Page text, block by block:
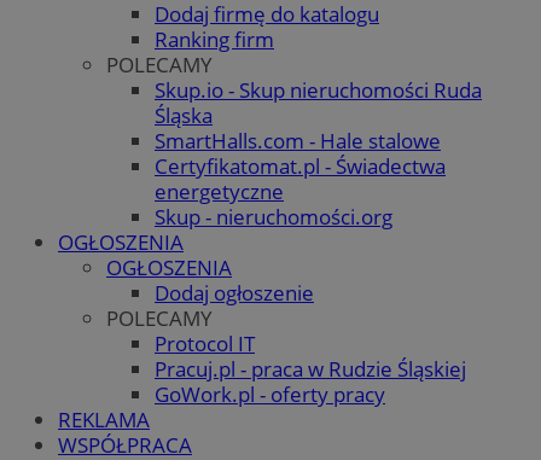
Dodaj firmę do katalogu
Ranking firm
POLECAMY
Skup.io - Skup nieruchomości Ruda
Śląska
SmartHalls.com - Hale stalowe
Certyfikatomat.pl - Świadectwa
energetyczne
Skup - nieruchomości.org
OGŁOSZENIA
OGŁOSZENIA
Dodaj ogłoszenie
POLECAMY
Protocol IT
Pracuj.pl - praca w Rudzie Śląskiej
GoWork.pl - oferty pracy
REKLAMA
WSPÓŁPRACA